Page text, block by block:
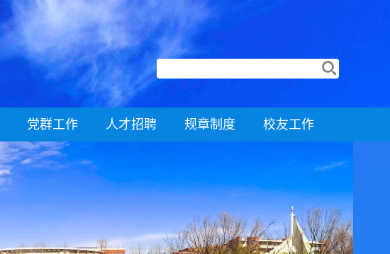
党群工作 人才招聘 规章制度 校友工作